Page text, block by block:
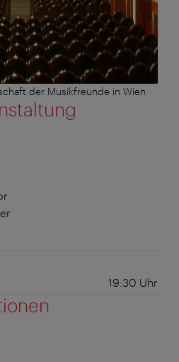
der Musikfreunde in Wien
19:30 Uhr